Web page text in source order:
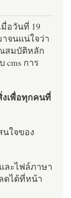
มื่อวันที่ 19
จนแน่ใจว่า
สมบัติหลัก
cms การ
งเพื่อทุกคนที่
นใจของ
ละไฟล์ภาษา
ดได้ที่หน้า